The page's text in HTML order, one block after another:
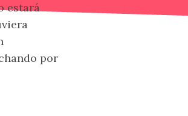
estará
por